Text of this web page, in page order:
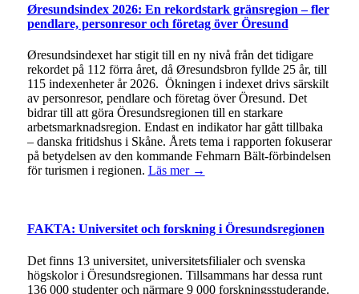
Øresundsindex 2026: En rekordstark gränsregion – fler
pendlare, personresor och företag över Öresund
Øresundsindexet har stigit till en ny nivå från det tidigare
rekordet på 112 förra året, då Øresundsbron fyllde 25 år, till
115 indexenheter år 2026. Ökningen i indexet drivs särskilt
av personresor, pendlare och företag över Öresund. Det
bidrar till att göra Öresundsregionen till en starkare
arbetsmarknadsregion. Endast en indikator har gått tillbaka
– danska fritidshus i Skåne. Årets tema i rapporten fokuserar
på betydelsen av den kommande Fehmarn Bält-förbindelsen
för turismen i regionen. Läs mer →
FAKTA: Universitet och forskning i Öresundsregionen
Det finns 13 universitet, universitetsfilialer och svenska
högskolor i Öresundsregionen. Tillsammans har dessa runt
136 000 studenter och närmare 9 000 forskningsstuderande.